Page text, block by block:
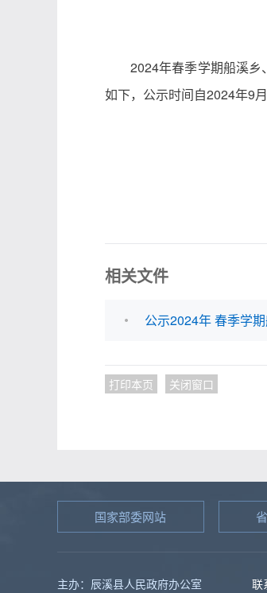
2024年春季学期船溪乡
如下，公示时间自2024年9
相关文件
公示2024年 春季学
打印本页 关闭窗口
国家部委网站
主办：辰溪县人民政府办公室 联